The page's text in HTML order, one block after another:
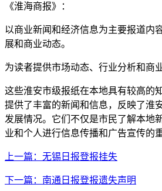
《淮海商报》：
以商业新闻和经济信息为主要报道内
展和商业动态。
为读者提供市场动态、行业分析和商
这些淮安市级报纸在本地具有较高的
提供了丰富的新闻和信息，反映了淮
发展情况。它们不仅是市民了解本地
业和个人进行信息传播和广告宣传的
上一篇：无锡日报登报挂失
下一篇：南通日报登报遗失声明